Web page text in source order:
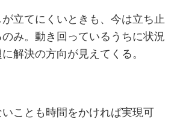
立てにくいときも、今は立ち止
み。動き回っているうちに状況
解決の方向が見えてくる。
ことも時間をかければ実現可